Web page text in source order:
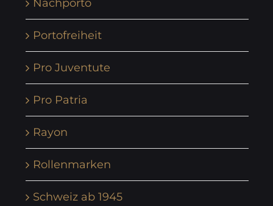
Nachporto
Portofreiheit
Pro Juventute
Pro Patria
Rayon
Rollenmarken
Schweiz ab 1945